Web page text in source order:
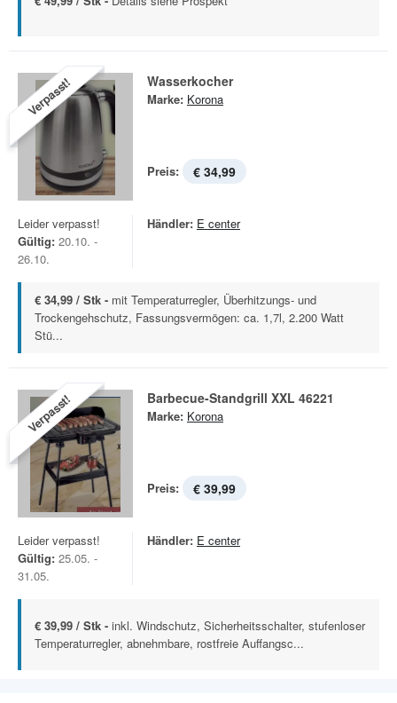
Verpasst! Wasserkocher
Marke: Korona
Preis: € 34,99
Leider verpasst!
Gültig: 20.10. -
26.10.
Händler: E center
€ 34,99 / Stk - mit Temperaturregler, Überhitzungs- und
Trockengehschutz, Fassungsvermögen: ca. 1,7l, 2.200 Watt
Stü...
Verpasst! Barbecue-Standgrill XXL 46221
Marke: Korona
Preis: € 39,99
Leider verpasst!
Gültig: 25.05. -
31.05.
Händler: E center
€ 39,99 / Stk - inkl. Windschutz, Sicherheitsschalter, stufenloser
Temperaturregler, abnehmbare, rostfreie Auffangsc...